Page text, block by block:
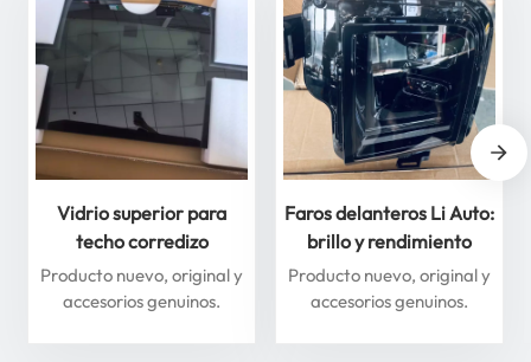
Vidrio superior para
techo corredizo
delantero y trasero para
Li Auto Serie L: mejore
Producto nuevo, original y
accesorios genuinos.
Faros delanteros Li Auto:
brillo y rendimiento
superiores para máxima
seguridad
Producto nuevo, original y
accesorios genuinos.